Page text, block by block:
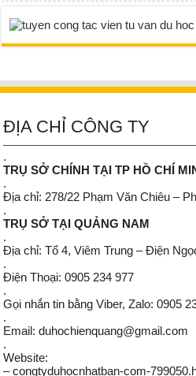
ĐỊA CHỈ CÔNG TY
.
TRỤ SỞ CHÍNH TẠI TP HỒ CHÍ
.
Địa chỉ: 278/22 Phạm Văn Chiêu –
.
TRỤ SỞ TẠI QUẢNG NAM
.
Địa chỉ: Tổ 4, Viêm Trung – Điện
.
Điện Thoại: 0905 234 977
.
Gọi nhắn tin bằng Viber, Zalo: 0905
.
Email: duhochienquang@gmail.com
.
Website:
– congtyduhocnhatban-com-